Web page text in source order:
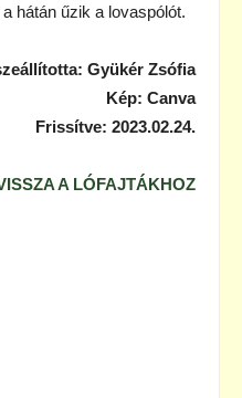
hátán űzik a lovaspólót.
Gyükér Zsófia
Kép: Canva
Frissítve: 2023.02.24.
A LÓFAJTÁKHOZ